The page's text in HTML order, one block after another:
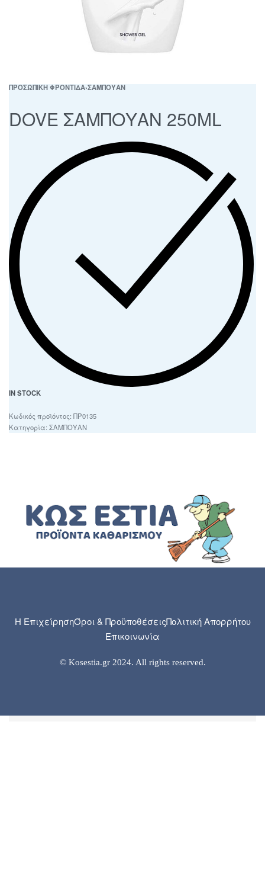
ΠΡΟΣΩΠΙΚΗ ΦΡΟΝΤΙΔΑ›ΣΑΜΠΟΥΑΝ
DOVE ΣΑΜΠΟΥΑΝ 250ML
IN STOCK
ΠΡ0135
Κατηγορία: ΣΑΜΠΟΥΑΝ
Η ΕπιχείρησηΌροι & ΠροϋποθέσειςΠολιτική Απορρήτου
Επικοινωνία
© Kosestia.gr 2024. All rights reserved.